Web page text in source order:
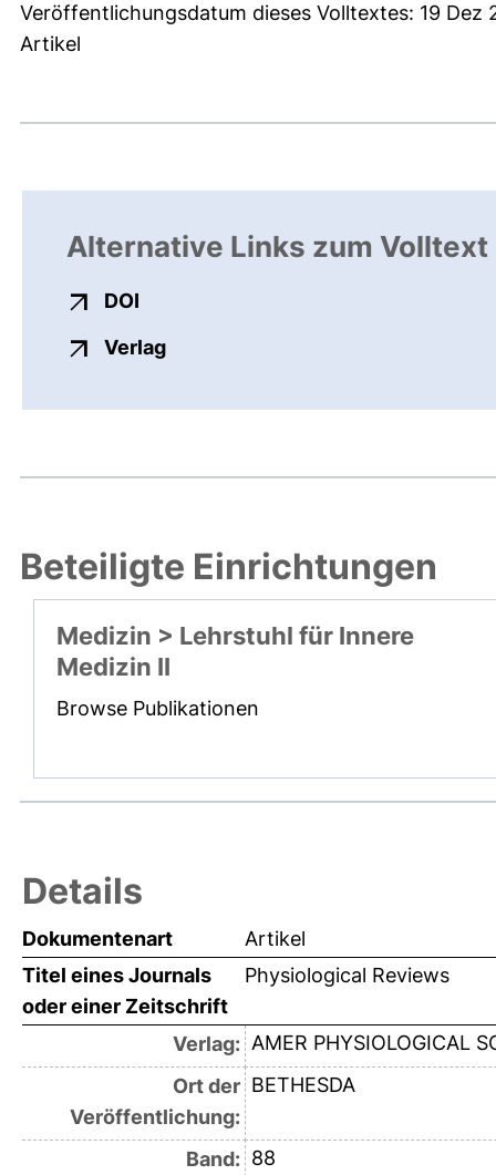
Veröffentlichungsdatum dieses Volltextes: 19 Dez
Artikel
Alternative Links zum Volltext
DOI
Verlagexterner Link, öffnet neues
Beteiligte Einrichtungen
Medizin > Lehrstuhl für Innere
Medizin II
Browse Publikationen
Details
Dokumentenart
Artikel
Titel eines Journals
oder einer Zeitschrift
Physiological Reviews
Verlag: AMER PHYSIOLOGICAL
Ort der
Veröffentlichung:
BETHESDA
Band: 88